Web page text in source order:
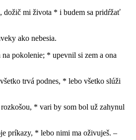
dožič mi života * i budem sa pridŕžať
ako nebesia.
pokolenie; * upevnil si zem a ona
trvá podnes, * lebo všetko slúži
* vari by som bol už zahynul
príkazy, * lebo nimi ma oživuješ. –